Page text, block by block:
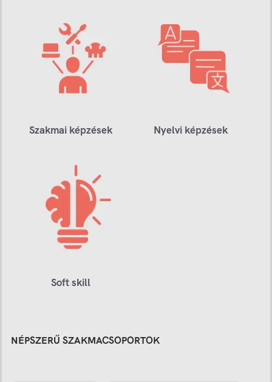
Szakmai képzések Nyelvi képzések
Soft skill
NÉPSZERŰ SZAKMACSOPORTOK